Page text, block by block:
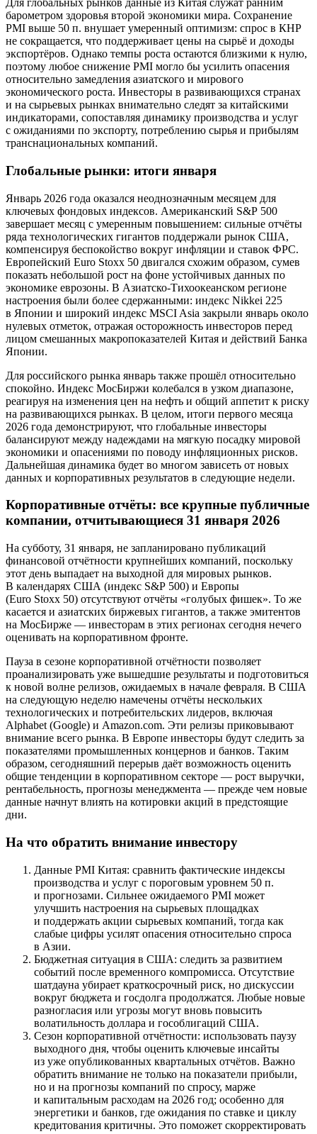
Для глобальных рынков данные из Китая служат ранним
барометром здоровья второй экономики мира. Сохранение
PMI выше 50 п. внушает умеренный оптимизм: спрос в КНР
не сокращается, что поддерживает цены на сырьё и доходы
экспортёров. Однако темпы роста остаются близкими к нулю,
поэтому любое снижение PMI могло бы усилить опасения
относительно замедления азиатского и мирового
экономического роста. Инвесторы в развивающихся странах
и на сырьевых рынках внимательно следят за китайскими
индикаторами, сопоставляя динамику производства и услуг
с ожиданиями по экспорту, потреблению сырья и прибылям
транснациональных компаний.
Глобальные рынки: итоги января
Январь 2026 года оказался неоднозначным месяцем для
ключевых фондовых индексов. Американский S&P 500
завершает месяц с умеренным повышением: сильные отчёты
ряда технологических гигантов поддержали рынок США,
компенсируя беспокойство вокруг инфляции и ставок ФРС.
Европейский Euro Stoxx 50 двигался схожим образом, сумев
показать небольшой рост на фоне устойчивых данных по
экономике еврозоны. В Азиатско-Тихоокеанском регионе
настроения были более сдержанными: индекс Nikkei 225
в Японии и широкий индекс MSCI Asia закрыли январь около
нулевых отметок, отражая осторожность инвесторов перед
лицом смешанных макропоказателей Китая и действий Банка
Японии.
Для российского рынка январь также прошёл относительно
спокойно. Индекс МосБиржи колебался в узком диапазоне,
реагируя на изменения цен на нефть и общий аппетит к риску
на развивающихся рынках. В целом, итоги первого месяца
2026 года демонстрируют, что глобальные инвесторы
балансируют между надеждами на мягкую посадку мировой
экономики и опасениями по поводу инфляционных рисков.
Дальнейшая динамика будет во многом зависеть от новых
данных и корпоративных результатов в следующие недели.
Корпоративные отчёты: все крупные публичные
компании, отчитывающиеся 31 января 2026
На субботу, 31 января, не запланировано публикаций
финансовой отчётности крупнейших компаний, поскольку
этот день выпадает на выходной для мировых рынков.
В календарях США (индекс S&P 500) и Европы
(Euro Stoxx 50) отсутствуют отчёты «голубых фишек». То же
касается и азиатских биржевых гигантов, а также эмитентов
на МосБирже — инвесторам в этих регионах сегодня нечего
оценивать на корпоративном фронте.
Пауза в сезоне корпоративной отчётности позволяет
проанализировать уже вышедшие результаты и подготовиться
к новой волне релизов, ожидаемых в начале февраля. В США
на следующую неделю намечены отчёты нескольких
технологических и потребительских лидеров, включая
Alphabet (Google) и Amazon.com. Эти релизы приковывают
внимание всего рынка. В Европе инвесторы будут следить за
показателями промышленных концернов и банков. Таким
образом, сегодняшний перерыв даёт возможность оценить
общие тенденции в корпоративном секторе — рост выручки,
рентабельность, прогнозы менеджмента — прежде чем новые
данные начнут влиять на котировки акций в предстоящие
дни.
На что обратить внимание инвестору
Данные PMI Китая: сравнить фактические индексы
производства и услуг с пороговым уровнем 50 п.
и прогнозами. Сильнее ожидаемого PMI может
улучшить настроения на сырьевых площадках
и поддержать акции сырьевых компаний, тогда как
слабые цифры усилят опасения относительно спроса
в Азии.
Бюджетная ситуация в США: следить за развитием
событий после временного компромисса. Отсутствие
шатдауна убирает краткосрочный риск, но дискуссии
вокруг бюджета и госдолга продолжатся. Любые новые
разногласия или угрозы могут вновь повысить
волатильность доллара и гособлигаций США.
Сезон корпоративной отчётности: использовать паузу
выходного дня, чтобы оценить ключевые инсайты
из уже опубликованных квартальных отчётов. Важно
обратить внимание не только на показатели прибыли,
но и на прогнозы компаний по спросу, марже
и капитальным расходам на 2026 год; особенно для
энергетики и банков, где ожидания по ставке и циклу
кредитования критичны. Это поможет скорректировать